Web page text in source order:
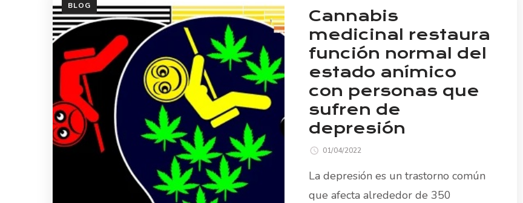
BLOG
Cannabis
medicinal restaura
función normal del
estado anímico
con personas que
sufren de
depresión
01/04/2022
La depresión es un trastorno común
que afecta alrededor de 350